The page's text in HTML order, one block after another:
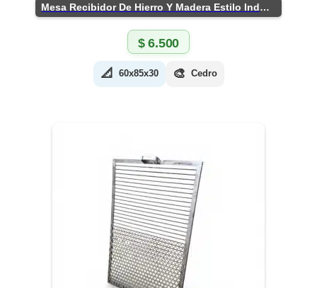
Mesa Recibidor De Hierro Y Madera Estilo Industrial
$6.500
📐 60x85x30 🎨 Cedro